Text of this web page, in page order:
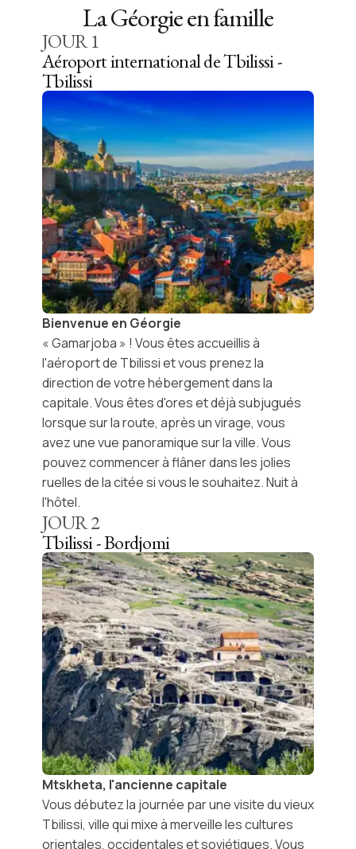
La Géorgie en famille
JOUR1
Aéroport international de Tbilissi -
Tbilissi
Bienvenue en Géorgie
«Gamarjoba » ! Vous êtes accueillis à
l'aéroport de Tbilissiet vous prenez la
direction de votre hébergement dans la
capitale. Vous êtes d'ores et déjà subjugués
lorsque sur la route, après un virage, vous
avez une vue panoramique sur la ville. Vous
pouvez commencer à flâner dans les jolies
ruelles de la citée si vous le souhaitez. Nuit à
l'hôtel.
JOUR2
Tbilissi - Bordjomi
Mtskheta, l'ancienne capitale
Vous débutez la journée par une visite du vieux
Tbilissi, ville qui mixe à merveille les cultures
orientales, occidentales et soviétiques. Vous